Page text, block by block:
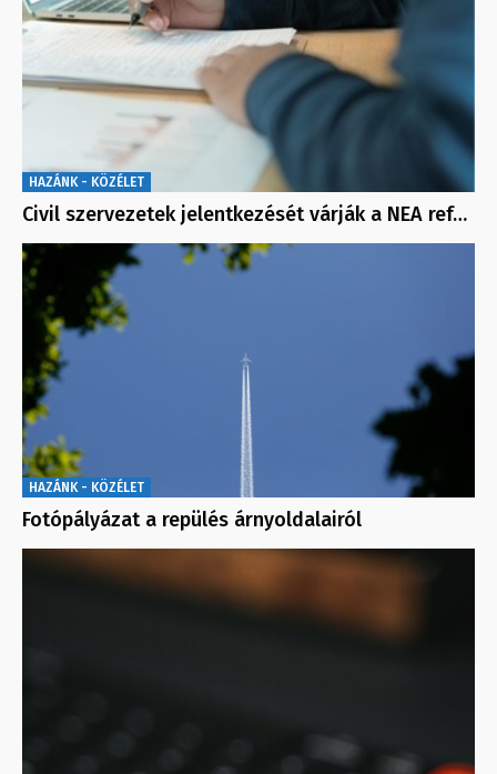
HAZÁNK - KÖZÉLET
Civil szervezetek jelentkezését várják a NEA ref…
HAZÁNK - KÖZÉLET
Fotópályázat a repülés árnyoldalairól